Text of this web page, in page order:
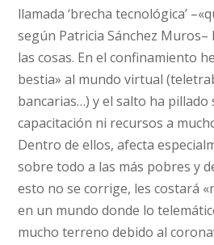
llamada ‘brecha tecnológica’
según Patricia Sánchez Muros–
las cosas. En el confinamiento
bestia» al mundo virtual
bancarias…) y el salto ha pillado
capacitación ni recursos a
Dentro de ellos, afecta
sobre todo a las más pobres y
esto no se corrige, les costará
en un mundo donde lo
mucho terreno debido al